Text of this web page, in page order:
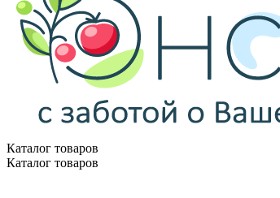
Каталог товаров
Каталог товаров